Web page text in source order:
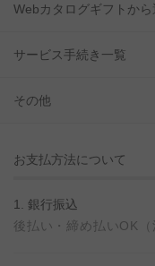
Webカタログギフトから
サービス手続き一覧
その他
お支払方法について
1. 銀行振込
後払い・締め払いOK（